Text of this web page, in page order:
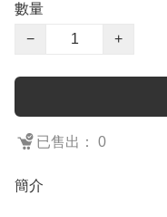
數量
−
+
已售出： 0
簡介